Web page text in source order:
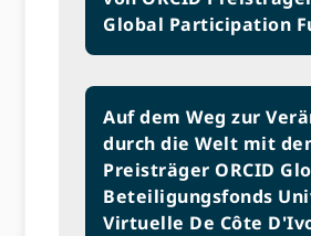
Global Participation
Auf dem Weg zur
durch die Welt mit
Preisträger ORCID
Beteiligungsfonds
Virtuelle De Côte